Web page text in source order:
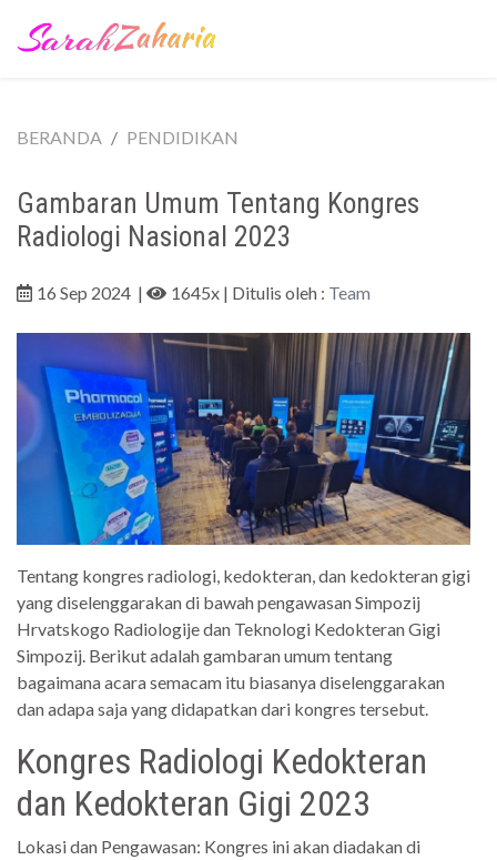
BERANDA PENDIDIKAN
Gambaran Umum Tentang Kongres
Radiologi Nasional 2023
16 Sep 2024 | 1645x | Ditulis oleh : Team
Tentang kongres radiologi, kedokteran, dan kedokteran gigi
yang diselenggarakan di bawah pengawasan Simpozij
Hrvatskogo Radiologije dan Teknologi Kedokteran Gigi
Simpozij. Berikut adalah gambaran umum tentang
bagaimana acara semacam itu biasanya diselenggarakan
dan adapa saja yang didapatkan dari kongres tersebut.
Kongres Radiologi Kedokteran
dan Kedokteran Gigi 2023
Lokasi dan Pengawasan: Kongres ini akan diadakan di